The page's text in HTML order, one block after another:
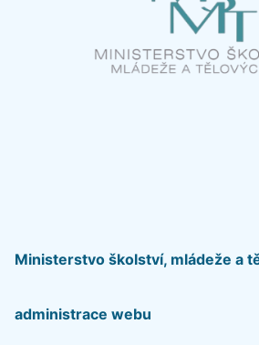
Ministerstvo školství, mládeže a
administrace webu